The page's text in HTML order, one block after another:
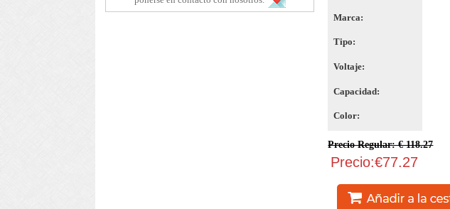
Marca:
Tipo:
Voltaje:
Capacidad:
Color:
Precio Regular: € 118.27
Precio:€77.27